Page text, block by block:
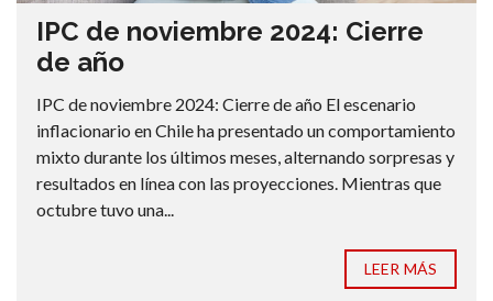
IPC de noviembre 2024: Cierre
de año
IPC de noviembre 2024: Cierre de año El escenario
inflacionario en Chile ha presentado un comportamiento
mixto durante los últimos meses, alternando sorpresas y
resultados en línea con las proyecciones. Mientras que
octubre tuvo una...
LEER MÁS